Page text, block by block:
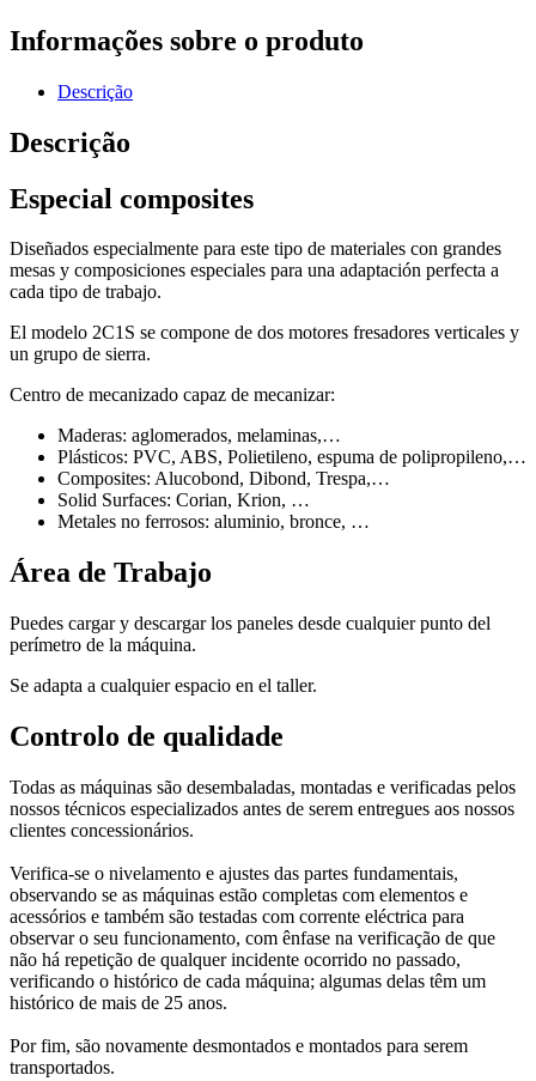
Informações sobre o produto
Descrição
Descrição
Especial composites
Diseñados especialmente para este tipo de materiales con grandes
mesas y composiciones especiales para una adaptación perfecta a
cada tipo de trabajo.
El modelo 2C1S se compone de dos motores fresadores verticales y
un grupo de sierra.
Centro de mecanizado capaz de mecanizar:
Maderas: aglomerados, melaminas,…
Plásticos: PVC, ABS, Polietileno, espuma de polipropileno,…
Composites: Alucobond, Dibond, Trespa,…
Solid Surfaces: Corian, Krion, …
Metales no ferrosos: aluminio, bronce, …
Área de Trabajo
Puedes cargar y descargar los paneles desde cualquier punto del
perímetro de la máquina.
Se adapta a cualquier espacio en el taller.
Controlo de qualidade
Todas as máquinas são desembaladas, montadas e verificadas pelos
nossos técnicos especializados antes de serem entregues aos nossos
clientes concessionários.
Verifica-se o nivelamento e ajustes das partes fundamentais,
observando se as máquinas estão completas com elementos e
acessórios e também são testadas com corrente eléctrica para
observar o seu funcionamento, com ênfase na verificação de que
não há repetição de qualquer incidente ocorrido no passado,
verificando o histórico de cada máquina; algumas delas têm um
histórico de mais de 25 anos.
Por fim, são novamente desmontados e montados para serem
transportados.